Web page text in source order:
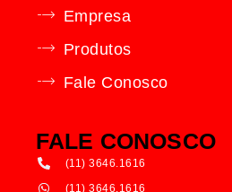
Empresa
Produtos
Fale Conosco
FALE CONOSCO
(11) 3646.1616
(11) 3646.1616